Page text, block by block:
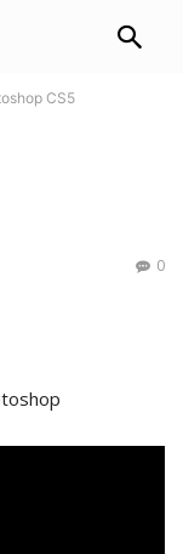
CS5
0